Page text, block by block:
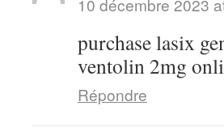
purchase lasix
ventolin 2mg
Répondre